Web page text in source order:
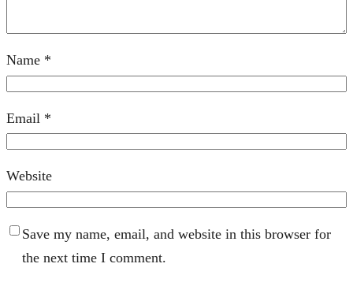
Name *
Email *
Website
Save my name, email, and website in this browser for
the next time I comment.